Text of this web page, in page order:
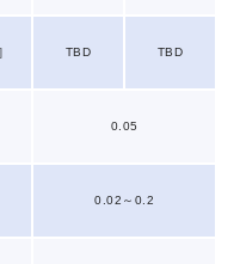
TBD TBD
0.05
0.02～0.2